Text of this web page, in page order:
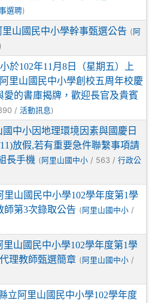
選聘)
里山國民中小學幹事甄選公告 ( 阿
)
於102年11月8日（星期五）上
里山國民中小學創校五周年校慶
愛的書庫揭牌，歡迎長官及貴賓
/ 活動訊息 )
國中小因地理環境因素與國慶日
放假,若有重要急件聯繫事項請
長手機 ( 阿里山國中小 / 563 / 行政公
里山國民中小學102學年度第1學
師第3次錄取公告 (阿里山國中小 /
里山國民中小學102學年度第1學
理教師甄選簡章 ( 阿里山國中小 /
立阿里山國民中小學102學年度